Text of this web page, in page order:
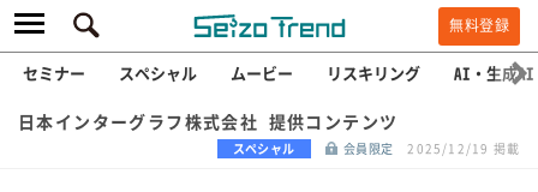
無料登録
セミナー スペシャル ムービー リスキリング AI・生成AI
日本インターグラフ株式会社 提供コンテンツ
スペシャル 会員限定 2025/12/19 掲載